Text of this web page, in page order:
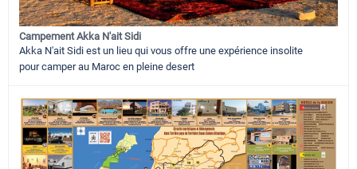
Campement Akka N'ait Sidi
Akka N'ait Sidi est un lieu qui vous offre une expérience insolite
pour camper au Maroc en pleine desert